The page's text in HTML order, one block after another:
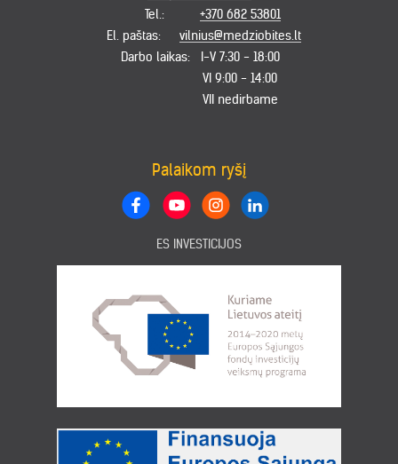
Tel.:
+370 682 53801
El. paštas:
vilnius@medziobites.lt
Darbo laikas:
I-V 7:30 - 18:00
VI 9:00 - 14:00
VII nedirbame
Palaikom ryšį
ES INVESTICIJOS